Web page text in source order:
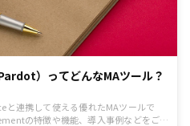
）ってどんなMAツール？
連携して使える優れたMAツールで
の特徴や機能、導入事例などをご紹